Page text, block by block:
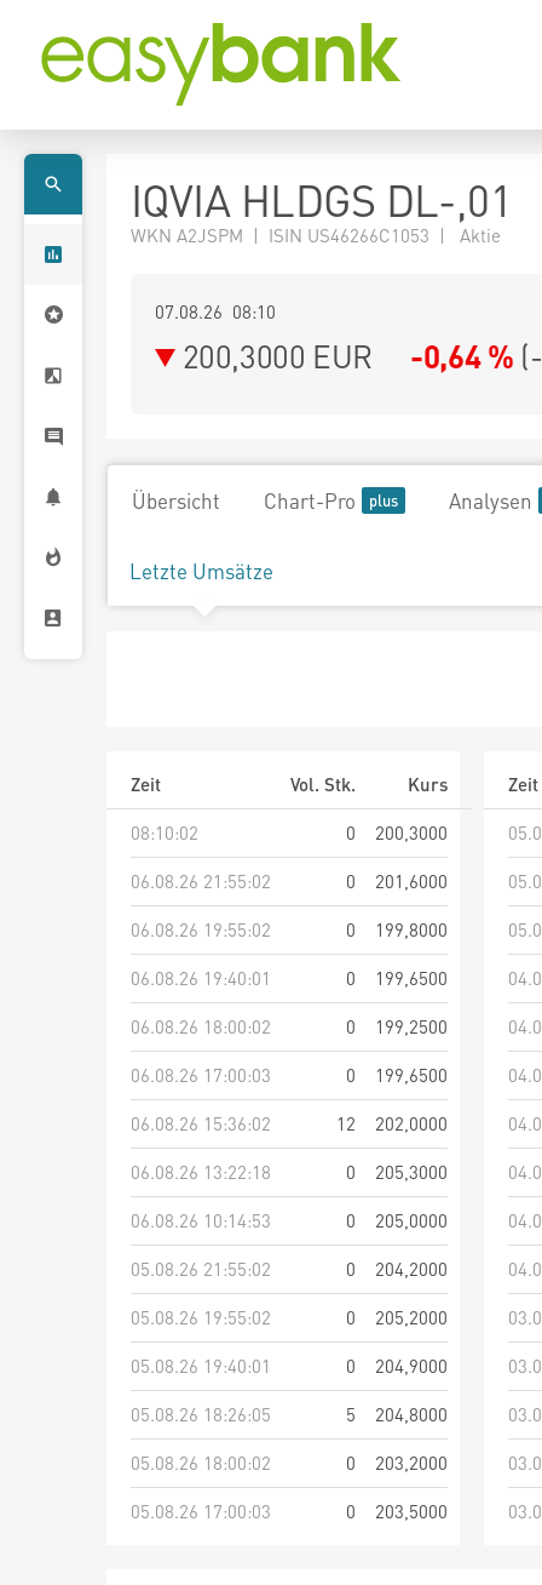
IQVIA HLDGS DL-,01
WKN A2JSPM | ISIN US46266C1053 | Aktie
07.08.26 08:10
200,3000 EUR -0,64 % (
Übersicht Chart-Pro Analysen
Letzte Umsätze
Zeit Vol. Stk.
Kurs
08:10:02
0
200,3000
06.08.26 21:55:02
0
201,6000
06.08.26 19:55:02
0
199,8000
06.08.26 19:40:01
0
199,6500
06.08.26 18:00:02
0
199,2500
06.08.26 17:00:03
0
199,6500
06.08.26 15:36:02
12
202,0000
06.08.26 13:22:18
0
205,3000
06.08.26 10:14:53
0
205,0000
05.08.26 21:55:02
0
204,2000
05.08.26 19:55:02
0
205,2000
05.08.26 19:40:01
0
204,9000
05.08.26 18:26:05
5
204,8000
05.08.26 18:00:02
0
203,2000
05.08.26 17:00:03
0 203,5000
Zeit